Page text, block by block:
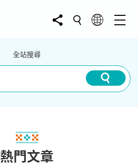
全站搜尋
熱門文章